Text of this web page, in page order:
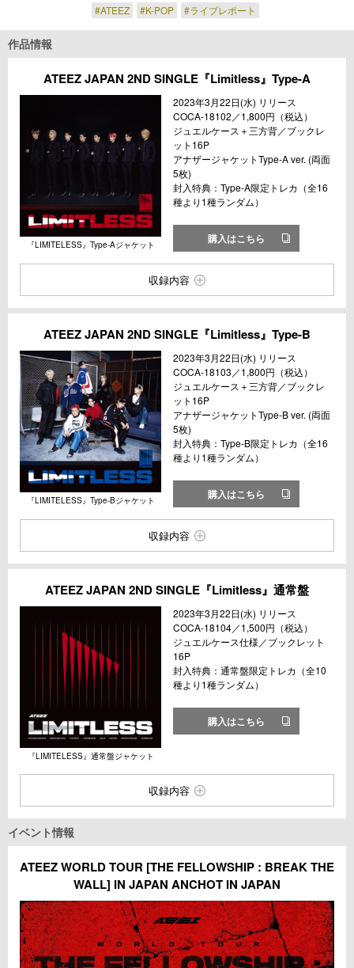
#ATEEZ #K-POP #ライブレポート
作品情報
ATEEZ JAPAN 2ND SINGLE『Limitless』Type-A
『LIMITELESS』Type-Aジャケット
2023年3月22日(水) リリース
COCA-18102／1,800円（税込）
ジュエルケース＋三方背／ブックレ
ット16P
アナザージャケットType-A ver. (両面
5枚)
封入特典：Type-A限定トレカ（全16
種より1種ランダム）
購入はこちら
収録内容
ATEEZ JAPAN 2ND SINGLE『Limitless』Type-B
『LIMITELESS』Type-Bジャケット
2023年3月22日(水) リリース
COCA-18103／1,800円（税込）
ジュエルケース＋三方背／ブックレ
ット16P
アナザージャケットType-B ver. (両面
5枚)
封入特典：Type-B限定トレカ（全16
種より1種ランダム）
購入はこちら
収録内容
ATEEZ JAPAN 2ND SINGLE『Limitless』通常盤
『LIMITELESS』通常盤ジャケット
2023年3月22日(水) リリース
COCA-18104／1,500円（税込）
ジュエルケース仕様／ブックレット
16P
封入特典：通常盤限定トレカ（全10
種より1種ランダム）
購入はこちら
収録内容
イベント情報
ATEEZ WORLD TOUR [THE FELLOWSHIP : BREAK THE
WALL] IN JAPAN ANCHOT IN JAPAN